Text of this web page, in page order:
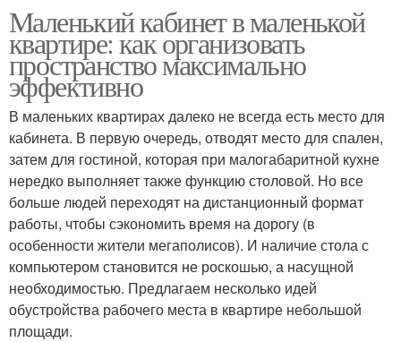
Маленький кабинет в маленькой
квартире: как организовать
пространство максимально
эффективно
В маленьких квартирах далеко не всегда есть место для
кабинета. В первую очередь, отводят место для спален,
затем для гостиной, которая при малогабаритной кухне
нередко выполняет также функцию столовой. Но все
больше людей переходят на дистанционный формат
работы, чтобы сэкономить время на дорогу (в
особенности жители мегаполисов). И наличие стола с
компьютером становится не роскошью, а насущной
необходимостью. Предлагаем несколько идей
обустройства рабочего места в квартире небольшой
площади.